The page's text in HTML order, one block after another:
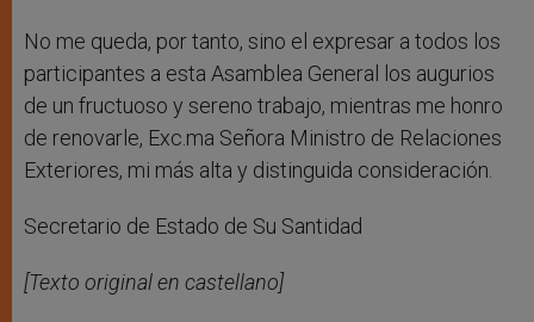
No me queda, por tanto, sino el expresar a todos los
participantes a esta Asamblea General los augurios
de un fructuoso y sereno trabajo, mientras me honro
de renovarle, Exc.ma Señora Ministro de Relaciones
Exteriores, mi más alta y distinguida consideración.
Secretario de Estado de Su Santidad
[Texto original en castellano]